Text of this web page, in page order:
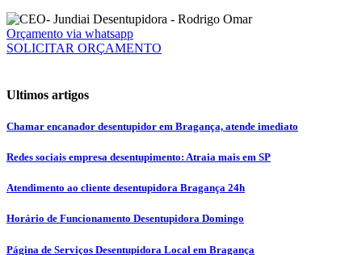
Orçamento via whatsapp
SOLICITAR ORÇAMENTO
Ultimos artigos
Chamar encanador desentupidor em Bragança, atende imediato
Redes sociais empresa desentupimento: Atraia mais em SP
Atendimento ao cliente desentupidora Bragança 24h
Horário de Funcionamento Desentupidora Domingo
Página de Serviços Desentupidora Local em Bragança